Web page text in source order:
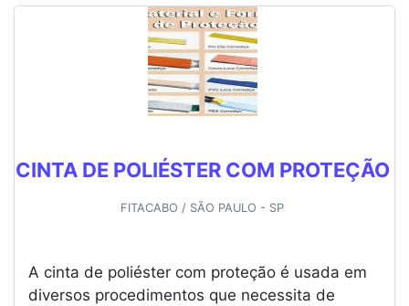
CINTA DE POLIÉSTER COM PROTEÇÃO
FITACABO / SÃO PAULO - SP
A cinta de poliéster com proteção é usada em
diversos procedimentos que necessita de